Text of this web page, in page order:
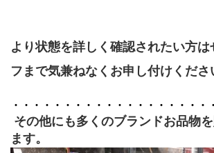
より状態を詳しく確認されたい方は
フまで気兼ねなくお申し付けくださ
・・・・・・・・・・・・・・・・・・・
ます。